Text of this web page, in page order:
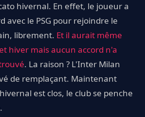
hivernal. En effet, le joueur a
avec le PSG pour rejoindre le
librement. Et il aurait même
hiver mais aucun accord n'a
. La raison ? L'Inter Milan
de remplaçant. Maintenant
est clos, le club se penche